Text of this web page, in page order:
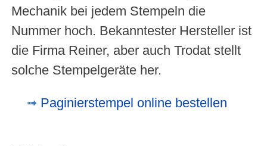
Mechanik bei jedem Stempeln die
Nummer hoch. Bekanntester Hersteller ist
die Firma Reiner, aber auch Trodat stellt
solche Stempelgeräte her.
Paginierstempel online bestellen